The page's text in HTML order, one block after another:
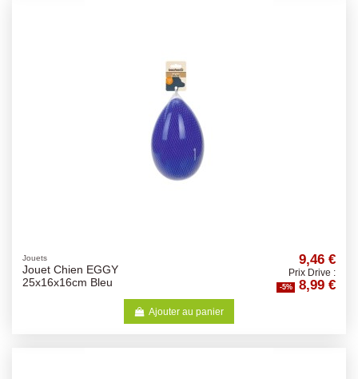
Jouets
Jouet Chien EGGY
25x16x16cm Bleu
9,46 €
Prix Drive :
-5% 8,99 €
Ajouter au panier